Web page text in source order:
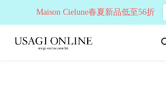
Maison Cielune春夏新品低至56折